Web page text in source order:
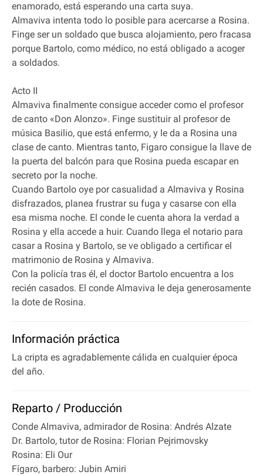
enamorado, está esperando una carta suya.
Almaviva intenta todo lo posible para acercarse a Rosina.
Finge ser un soldado que busca alojamiento, pero fracasa
porque Bartolo, como médico, no está obligado a acoger
a soldados.
Acto II
Almaviva finalmente consigue acceder como el profesor
de canto «Don Alonzo». Finge sustituir al profesor de
música Basilio, que está enfermo, y le da a Rosina una
clase de canto. Mientras tanto, Figaro consigue la llave de
la puerta del balcón para que Rosina pueda escapar en
secreto por la noche.
Cuando Bartolo oye por casualidad a Almaviva y Rosina
disfrazados, planea frustrar su fuga y casarse con ella
esa misma noche. El conde le cuenta ahora la verdad a
Rosina y ella accede a huir. Cuando llega el notario para
casar a Rosina y Bartolo, se ve obligado a certificar el
matrimonio de Rosina y Almaviva.
Con la policía tras él, el doctor Bartolo encuentra a los
recién casados. El conde Almaviva le deja generosamente
la dote de Rosina.
Información práctica
La cripta es agradablemente cálida en cualquier época
del año.
Reparto / Producción
Conde Almaviva, admirador de Rosina: Andrés Alzate
Dr. Bartolo, tutor de Rosina: Florian Pejrimovsky
Rosina: Eli Our
Fígaro, barbero: Jubin Amiri